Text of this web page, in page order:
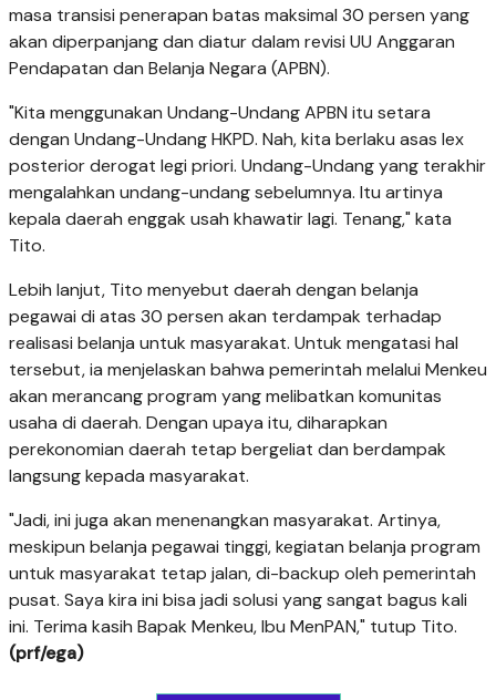
masa transisi penerapan batas maksimal 30 persen yang
akan diperpanjang dan diatur dalam revisi UU Anggaran
Pendapatan dan Belanja Negara (APBN).
"Kita menggunakan Undang-Undang APBN itu setara
dengan Undang-Undang HKPD. Nah, kita berlaku asas lex
posterior derogat legi priori. Undang-Undang yang terakhir
mengalahkan undang-undang sebelumnya. Itu artinya
kepala daerah enggak usah khawatir lagi. Tenang," kata
Tito.
Lebih lanjut, Tito menyebut daerah dengan belanja
pegawai di atas 30 persen akan terdampak terhadap
realisasi belanja untuk masyarakat. Untuk mengatasi hal
tersebut, ia menjelaskan bahwa pemerintah melalui Menkeu
akan merancang program yang melibatkan komunitas
usaha di daerah. Dengan upaya itu, diharapkan
perekonomian daerah tetap bergeliat dan berdampak
langsung kepada masyarakat.
"Jadi, ini juga akan menenangkan masyarakat. Artinya,
meskipun belanja pegawai tinggi, kegiatan belanja program
untuk masyarakat tetap jalan, di-backup oleh pemerintah
pusat. Saya kira ini bisa jadi solusi yang sangat bagus kali
ini. Terima kasih Bapak Menkeu, Ibu MenPAN," tutup Tito.
(prf/ega)